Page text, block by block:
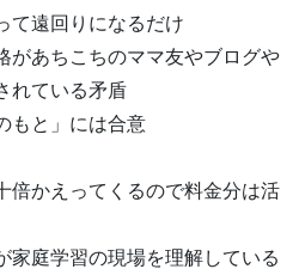
て遠回りになるだけ
があちこちのママ友やブログや
れている矛盾
もと」には合意
倍かえってくるので料金分は活
庭学習の現場を理解している